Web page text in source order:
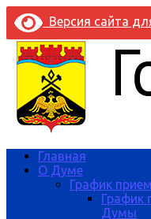
Версия сайта
Главная
О Думе
График
График
Думы